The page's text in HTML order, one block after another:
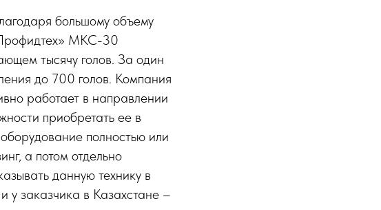
большому объему
МКС-30
тысячу голов. За один
до 700 голов. Компания
работает в направлении
приобретать ее в
полностью или
а потом отдельно
данную технику в
у заказчика в Казахстане –